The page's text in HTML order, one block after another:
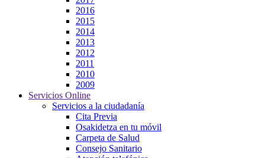
2016
2015
2014
2013
2012
2011
2010
2009
Servicios Online
Servicios a la ciudadanía
Cita Previa
Osakidetza en tu móvil
Carpeta de Salud
Consejo Sanitario